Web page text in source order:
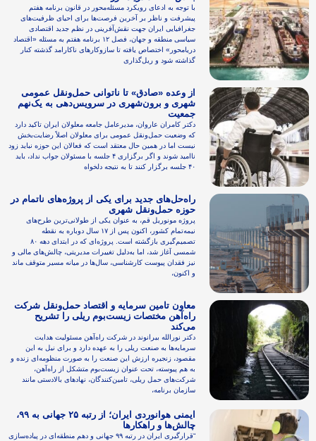
با توجه به ادعای رویکرد مسئله‌محور در قانون برنامه هفتم
پیشرفت و ناظر بر آخرین فرصت‌ها برای احیای ظرفیت‌های
جغرافیایی ایران جهت نقش‌آفرینی در نظم جدید اقتصادی
سیاسی منطقه و جهان، فصل ۱۲ برنامه هفتم به مسئله «اقتصاد
دریامحور» اختصاص یافته تا سازوکارهای ناکارامد گذشته کنار
گذاشته شود و ریل‌گذاری
از وعده «صادق» تا ناتوانی حمل‌ونقل عمومی
شهری و برون‌شهری در سرویس‌دهی به یک‌نهم
جمعیت
دکتر کامران عاروان، مدیرعامل جامعه معلولان ایران تاکید دارد
که وضعیت حمل‌ونقل عمومی برای معلولان اصلاً رضایت‌بخش
نیست اما در همین حال معتقد است که فعالان این حوزه نباید زود
ناامید شوند و اگر برگزاری ۴ جلسه با مسئولان جواب نداد، باید
۴۰ جلسه برگزار کنند تا به نتیجه دلخواه
راه‌حل‌های جدید برای یکی از پروژه‌‌های ناتمام در
حوزه حمل‌ونقل شهری
پروژه مونوریل قم، به عنوان یکی از طولانی‌ترین طرح‌های
نیمه‌تمام کشور، اکنون پس از ۱۷ سال دوباره به نقطه
تصمیم‌گیری بازگشته است. پروژه‌ای که در ابتدای دهه ۸۰
شمسی آغاز شد، اما به‌دلیل تغییرات مدیریتی، چالش‌های مالی و
نیز فقدان پیوست کارشناسی، سال‌ها در میانه مسیر متوقف ماند
و اکنون،
معاون تامین سرمایه و اقتصاد حمل‌ونقل شرکت
راه‌آهن مختصات زیست‌بوم ریلی را تشریح
می‌کند
دکتر نورالله بیرانوند در شرکت راه‌آهن مسئولیت هدایت
سرمایه‌ها به صنعت ریلی را به عهده دارد و برای نیل به این
مقصود، زنجیره ارزش این صنعت را به صورت منظومه‌ای زنده و
به هم پیوسته، تحت عنوان زیست‌بوم متشکل از راه‌آهن،
شرکت‌های حمل ریلی، تامین‌کنندگان، نهادهای بالادستی مانند
سازمان برنامه،
ایمنی هوانوردی ایران؛ از رتبه ۲۵ جهانی به ۹۹،
چالش‌ها و راهکارها
“قرارگیری ایران در رتبه ۹۹ جهانی و دهم منطقه‌ای در پیاده‌سازی